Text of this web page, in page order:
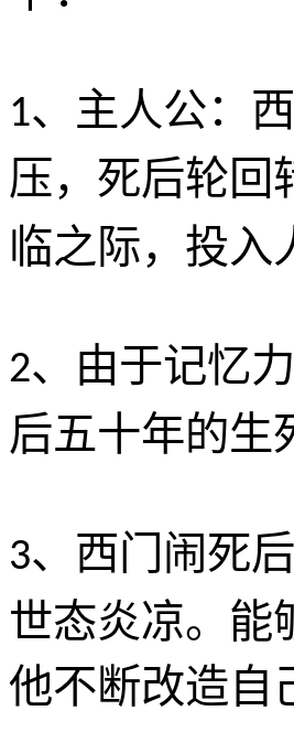
1、主人公：
压，死后轮回
临之际，投入
2、由于记忆
后五十年的生
3、西门闹死
世态炎凉。能
他不断改造自